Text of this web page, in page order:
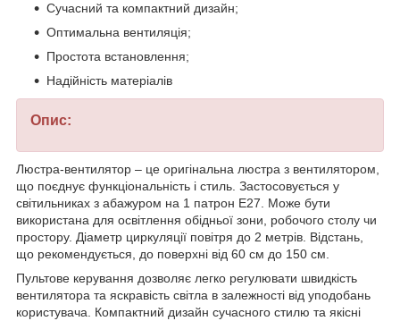
Сучасний та компактний дизайн;
Оптимальна вентиляція;
Простота встановлення;
Надійність матеріалів
Опис:
Люстра-вентилятор – це оригінальна люстра з вентилятором,
що поєднує функціональність і стиль. Застосовується у
світильниках з абажуром на 1 патрон Е27. Може бути
використана для освітлення обідньої зони, робочого столу чи
простору. Діаметр циркуляції повітря до 2 метрів. Відстань,
що рекомендується, до поверхні від 60 см до 150 см.
Пультове керування дозволяє легко регулювати швидкість
вентилятора та яскравість світла в залежності від уподобань
користувача. Компактний дизайн сучасного стилю та якісні